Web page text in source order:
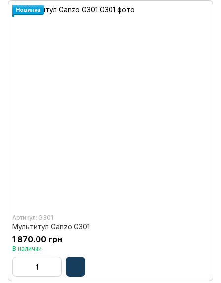
Новинка
Артикул: G301
Мультитул Ganzo G301
1 870.00 грн
В наличии